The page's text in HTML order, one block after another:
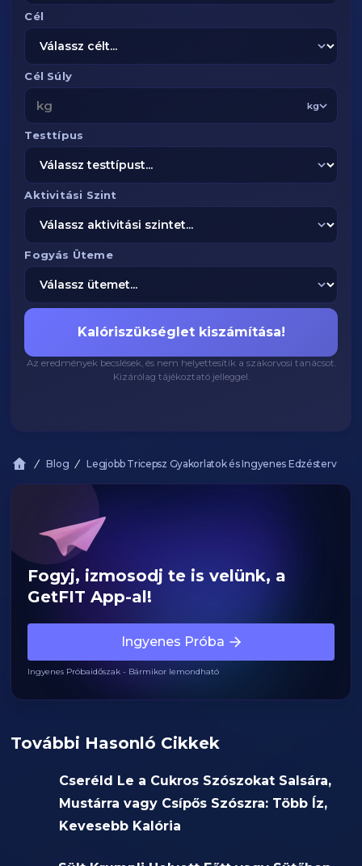
Cél
Cél Súly
kg
Testtípus
Aktivitási Szint
Fogyás Üteme
Kalóriszükséglet kiszámítása!
Az eredmények becslések, és nem helyettesítik a szakorvosi tanácsot.
Kizárólag tájékoztató jelleggel.
Blog Legjobb Tricepsz Gyakorlatok és Ingyenes Edzésterv
Fogyj, izmosodj te is velünk, a
GetFIT App-al!
Ingyenes Próba
Ingyenes Próbaidőszak - Bármikor lemondható
További Hasonló Cikkek
Cseréld Le a Cukros Szószokat Salsára,
Mustárra vagy Csípős Szószra: Több Íz,
Kevesebb Kalória